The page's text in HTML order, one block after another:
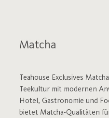
Matcha
Teahouse Exclusives
Teekultur mit modernen
Hotel, Gastronomie und
bietet Matcha-Qualitäten